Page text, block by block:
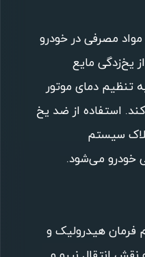
مصرفی در خودرو
یخ‌زدگی مایع
تنظیم دمای موتور
استفاده از ضد یخ
سیستم
خودرو می‌شود.
فرمان هیدرولیک و